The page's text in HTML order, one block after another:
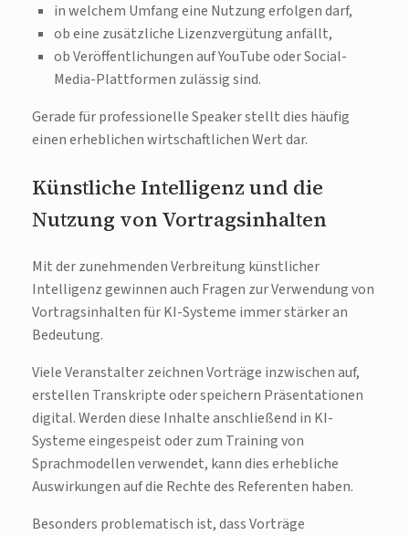
in welchem Umfang eine Nutzung erfolgen darf,
ob eine zusätzliche Lizenzvergütung anfällt,
ob Veröffentlichungen auf YouTube oder Social-
Media-Plattformen zulässig sind.
Gerade für professionelle Speaker stellt dies häufig
einen erheblichen wirtschaftlichen Wert dar.
Künstliche Intelligenz und die
Nutzung von Vortragsinhalten
Mit der zunehmenden Verbreitung künstlicher
Intelligenz gewinnen auch Fragen zur Verwendung von
Vortragsinhalten für KI-Systeme immer stärker an
Bedeutung.
Viele Veranstalter zeichnen Vorträge inzwischen auf,
erstellen Transkripte oder speichern Präsentationen
digital. Werden diese Inhalte anschließend in KI-
Systeme eingespeist oder zum Training von
Sprachmodellen verwendet, kann dies erhebliche
Auswirkungen auf die Rechte des Referenten haben.
Besonders problematisch ist, dass Vorträge